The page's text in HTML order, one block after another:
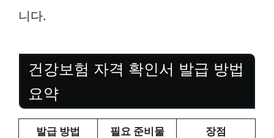
니다.
건강보험 자격 확인서 발급 방법
요약
발급 방법 필요 준비물 장점